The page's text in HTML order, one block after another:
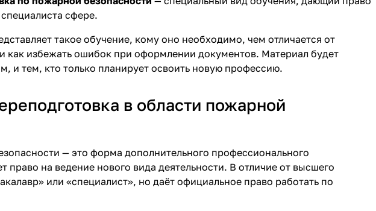
сфере.
такое обучение, кому оно необходимо, чем отличается от
избежать ошибок при оформлении документов. Материал будет
и тем, кто только планирует освоить новую профессию.
в области пожарной
— это форма дополнительного профессионального
право на ведение нового вида деятельности. В отличие от высшего
или «специалист», но даёт официальное право работать по